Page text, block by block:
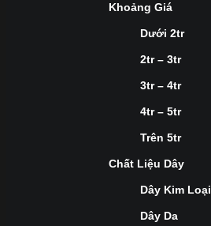
Khoảng Giá
Dưới 2tr
2tr – 3tr
3tr – 4tr
4tr – 5tr
Trên 5tr
Chất Liệu Dây
Dây Kim Loại
Dây Da